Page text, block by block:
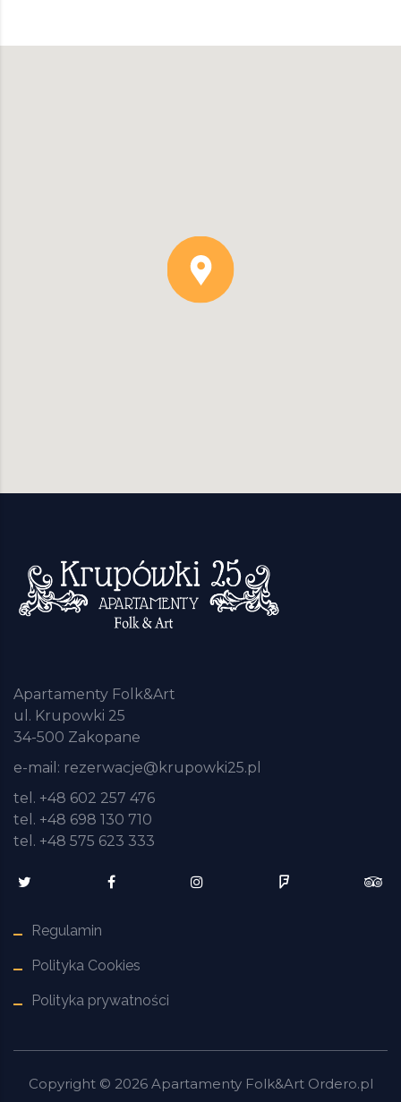
Apartamenty Folk&Art
ul. Krupowki 25
34-500 Zakopane
e-mail: rezerwacje@krupowki25.pl
tel. +48 602 257 476
tel. +48 698 130 710
tel. +48 575 623 333
Regulamin
Polityka Cookies
Polityka prywatności
Copyright © 2026 Apartamenty Folk&Art Ordero.pl